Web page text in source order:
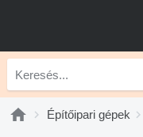
Építőipari gépek